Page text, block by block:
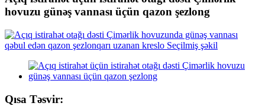
hovuzu günəş vannası üçün qazon şezlong
Qısa Təsvir: